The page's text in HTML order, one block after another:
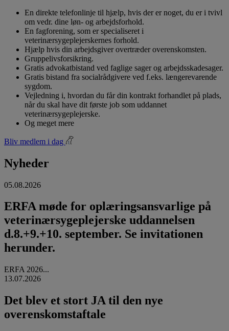
En direkte telefonlinje til hjælp, hvis der er noget, du er i tvivl
om vedr. dine løn- og arbejdsforhold.
En fagforening, som er specialiseret i
veterinærsygeplejerskernes forhold.
Hjælp hvis din arbejdsgiver overtræder overenskomsten.
Gruppelivsforsikring.
Gratis advokatbistand ved faglige sager og arbejdsskadesager.
Gratis bistand fra socialrådgivere ved f.eks. længerevarende
sygdom.
Vejledning i, hvordan du får din kontrakt forhandlet på plads,
når du skal have dit første job som uddannet
veterinærsygeplejerske.
Og meget mere
Bliv medlem i dag
Nyheder
05.08.2026
ERFA møde for oplæringsansvarlige på
veterinærsygeplejerske uddannelsen
d.8.+9.+10. september. Se invitationen
herunder.
ERFA 2026...
13.07.2026
Det blev et stort JA til den nye
overenskomstaftale